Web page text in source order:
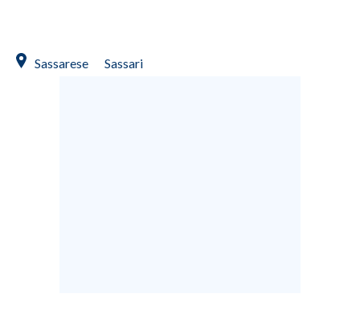
Sassarese Sassari